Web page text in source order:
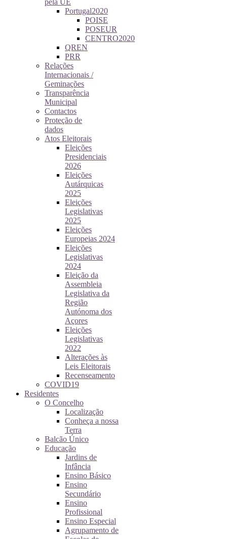
pela UE
Portugal2020
POISE
POSEUR
CENTRO2020
QREN
PRR
Relações
Internacionais /
Geminações
Transparência
Municipal
Contactos
Proteção de
dados
Atos Eleitorais
Eleições
Presidenciais
2026
Eleições
Autárquicas
2025
Eleições
Legislativas
2025
Eleições
Europeias 2024
Eleições
Legislativas
2024
Eleição da
Assembleia
Legislativa da
Região
Autónoma dos
Açores
Eleições
Legislativas
2022
Alterações às
Leis Eleitorais
Recenseamento
COVID19
Residentes
O Concelho
Localização
Conheça a nossa
Terra
Balcão Único
Educação
Jardins de
Infância
Ensino Básico
Ensino
Secundário
Ensino
Profissional
Ensino Especial
Agrupamento de